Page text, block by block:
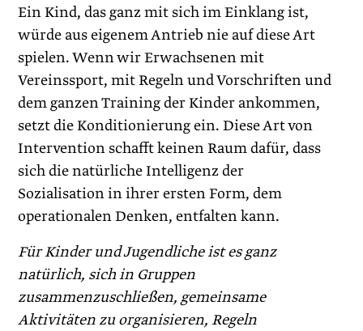
Ein Kind, das ganz mit sich im Einklang ist,
würde aus eigenem Antrieb nie auf diese Art
spielen. Wenn wir Erwachsenen mit
Vereinssport, mit Regeln und Vorschriften und
dem ganzen Training der Kinder ankommen,
setzt die Konditionierung ein. Diese Art von
Intervention schafft keinen Raum dafür, dass
sich die natürliche Intelligenz der
Sozialisation in ihrer ersten Form, dem
operationalen Denken, entfalten kann.
Für Kinder und Jugendliche ist es ganz
natürlich, sich in Gruppen
zusammenzuschließen, gemeinsame
Aktivitäten zu organisieren, Regeln